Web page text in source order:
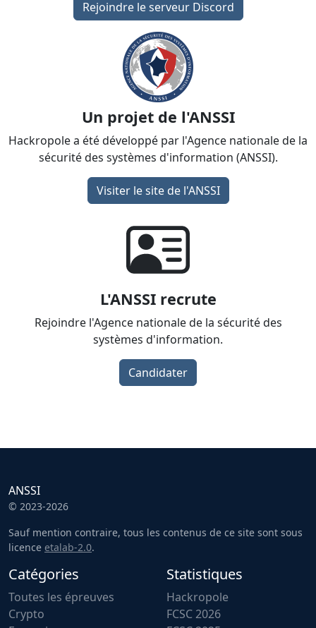
Rejoindre le serveur Discord
Un projet de l'ANSSI
Hackropole a été développé par l'Agence nationale de la
sécurité des systèmes d'information (ANSSI).
Visiter le site de l'ANSSI
L'ANSSI recrute
Rejoindre l'Agence nationale de la sécurité des
systèmes d'information.
Candidater
ANSSI
© 2023-2026
Sauf mention contraire, tous les contenus de ce site sont sous
licence etalab-2.0.
Catégories
Toutes les épreuves
Crypto
Statistiques
Hackropole
FCSC 2026